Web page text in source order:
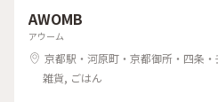
AWOMB
アウーム
京都駅・河原町・京都御所・四条・
雑貨, ごはん